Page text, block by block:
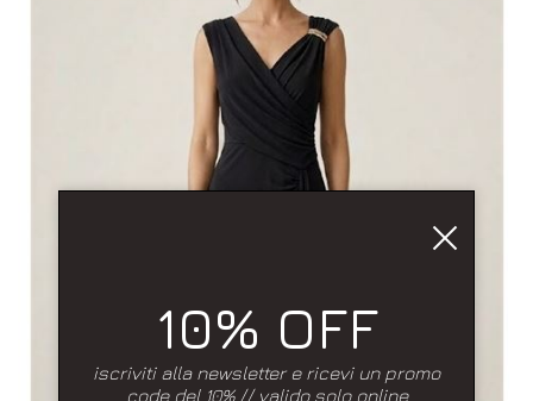
10% OFF
iscriviti alla newsletter e ricevi un promo
code del 10% // valido solo online